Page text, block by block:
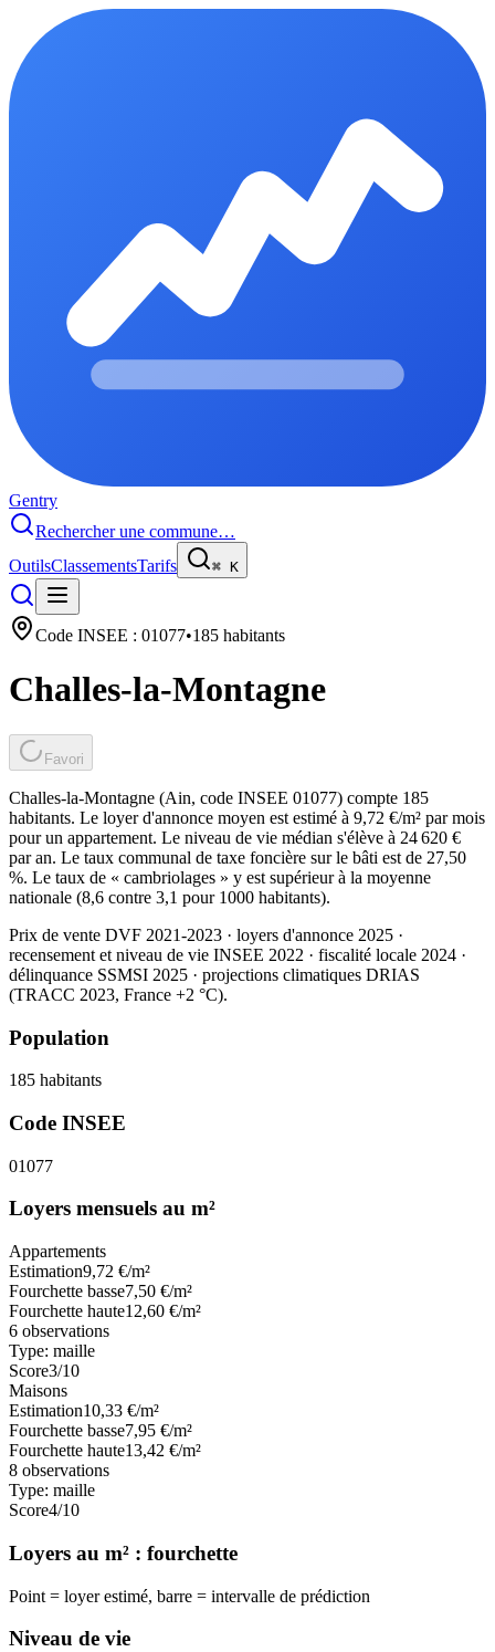
Gentry
Rechercher une commune…
OutilsClassementsTarifs ⌘ K
Code INSEE : 01077•185 habitants
Challes-la-Montagne
Favori
Challes-la-Montagne (Ain, code INSEE 01077) compte 185
habitants. Le loyer d'annonce moyen est estimé à 9,72 €/m² par mois
pour un appartement. Le niveau de vie médian s'élève à 24 620 €
par an. Le taux communal de taxe foncière sur le bâti est de 27,50
%. Le taux de « cambriolages » y est supérieur à la moyenne
nationale (8,6 contre 3,1 pour 1000 habitants).
Prix de vente DVF 2021-2023 · loyers d'annonce 2025 ·
recensement et niveau de vie INSEE 2022 · fiscalité locale 2024 ·
délinquance SSMSI 2025 · projections climatiques DRIAS
(TRACC 2023, France +2 °C).
Population
185 habitants
Code INSEE
01077
Loyers mensuels au m²
Appartements
Estimation9,72 €/m²
Fourchette basse7,50 €/m²
Fourchette haute12,60 €/m²
6 observations
Type: maille
Score3/10
Maisons
Estimation10,33 €/m²
Fourchette basse7,95 €/m²
Fourchette haute13,42 €/m²
8 observations
Type: maille
Score4/10
Loyers au m² : fourchette
Point = loyer estimé, barre = intervalle de prédiction
Niveau de vie